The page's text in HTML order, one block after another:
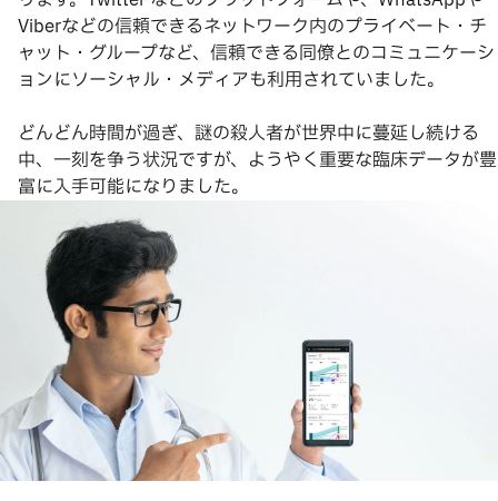
Viberなどの信頼できるネットワーク内のプライベート・チ
ャット・グループなど、信頼できる同僚とのコミュニケーシ
ョンにソーシャル・メディアも利用されていました。
どんどん時間が過ぎ、謎の殺人者が世界中に蔓延し続ける
中、一刻を争う状況ですが、ようやく重要な臨床データが豊
富に入手可能になりました。